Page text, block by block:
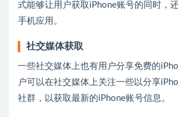
式能够让用户获取iPhone账号的同时，
手机应用。
社交媒体获取
一些社交媒体上也有用户分享免费的
户可以在社交媒体上关注一些以分享
社群，以获取最新的iPhone账号信息。